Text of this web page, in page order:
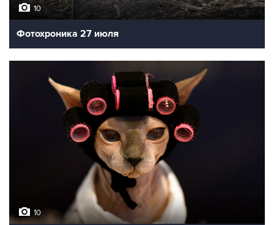
10
Фотохроника 27 июля
10